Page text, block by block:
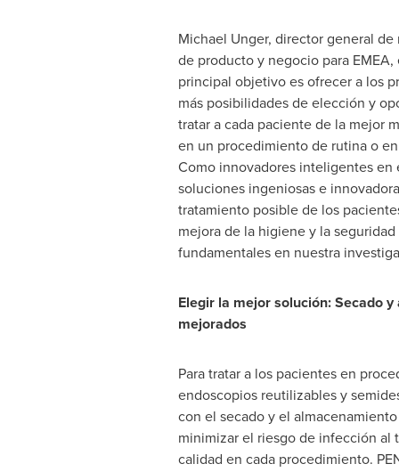
Michael Unger, director general de
de producto y negocio para EMEA,
principal objetivo es ofrecer a los
más posibilidades de elección y
tratar a cada paciente de la mejor
en un procedimiento de rutina o
Como innovadores inteligentes en
soluciones ingeniosas e
tratamiento posible de los
mejora de la higiene y la
fundamentales en nuestra
Elegir la mejor solución: Secado
mejorados
Para tratar a los pacientes en
endoscopios reutilizables y
con el secado y el
minimizar el riesgo de infección
calidad en cada procedimiento.